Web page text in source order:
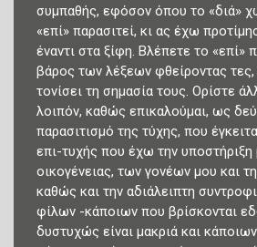
συμπαθής, εφόσον όπου το «διά»
«επί» παρασιτεί, κι ας έχω
έναντι στα ξίφη. Βλέπετε το «επί»
βάρος των λέξεων φθείροντας τες,
τονίσει τη σημασία τους. Ορίστε
λοιπόν, καθώς επικαλούμαι, ως
παρασιτισμό της τύχης, που
επι-τυχής που έχω την υποστήριξη
οικογένειας, των γονέων μου και
καθώς και την αδιάλειπτη
φίλων -κάποιων που βρίσκονται
δυστυχώς είναι μακριά και